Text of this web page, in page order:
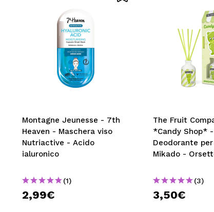
Montagne Jeunesse - 7th
Heaven - Maschera viso
Nutriactive - Acido
ialuronico
(1)
2,99€
The Fruit
*Candy Shop* -
Deodorante
Mikado -
(3)
3,50€